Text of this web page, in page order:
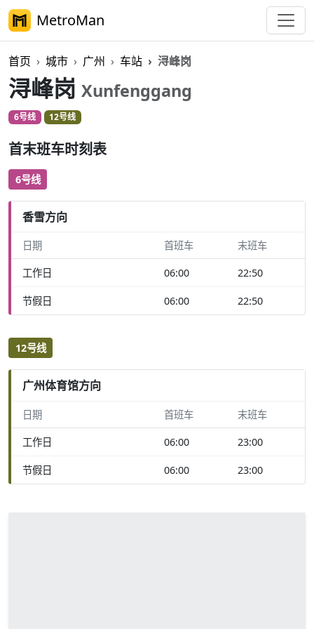
MetroMan
首页 城市 广州 车站 浔峰岗
浔峰岗 Xunfenggang
6号线 12号线
首末班车时刻表
6号线
香雪方向
日期 首班车 末班车
工作日 06:00 22:50
节假日 06:00 22:50
12号线
广州体育馆方向
日期 首班车 末班车
工作日 06:00 23:00
节假日 06:00 23:00